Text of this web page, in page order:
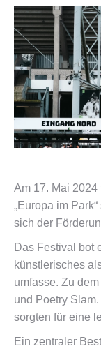
Am 17. Mai 2024
„Europa im
sich der
Das Festival bot
künstlerisches
umfasse. Zu
und Poetry
sorgten für eine
Ein zentraler